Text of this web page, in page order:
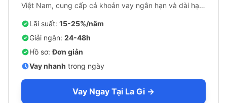
Việt Nam, cung cấp cả khoản vay ngắn hạn và dài hạn
Lãi suất: 15-25%/năm
Giải ngân: 24-48h
Hồ sơ:Đơn giản
Vay nhanh trong ngày
Vay Ngay Tại La Gi →